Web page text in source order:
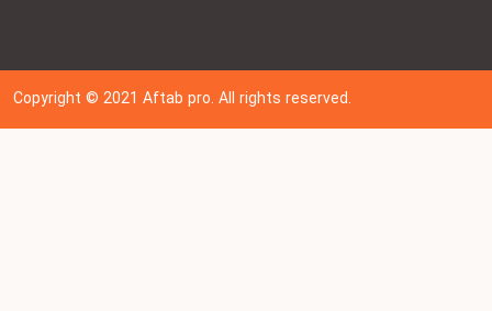
Copyright © 202 1Aftab pro. All rights reserved.